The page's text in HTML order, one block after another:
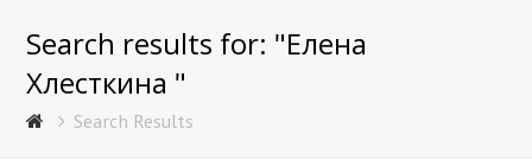
Search results for: "Елена
Хлесткина "
Search Results